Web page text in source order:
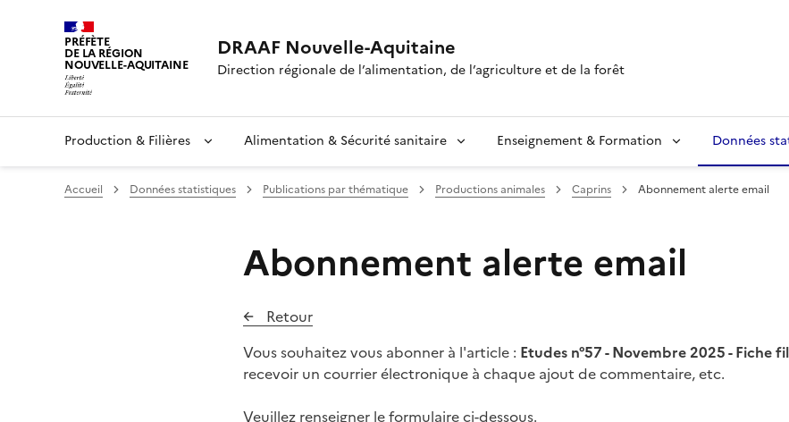
PRÉFÈTE
DE LA RÉGION
NOUVELLE-AQUITAINE
DRAAF Nouvelle-Aquitaine
Direction régionale de l’alimentation, de l’agriculture et de la forêt
Production & Filières Alimentation & Sécurité sanitaire Enseignement & Formation Données
Accueil Données statistiques Publications par thématique Productions animales Caprins Abonnement alerte email
Abonnement alerte email
Retour
Vous souhaitez vous abonner à l'article : Etudes n°57 - Novembre 2025 - Fiche
recevoir un courrier électronique à chaque ajout de commentaire, etc.
Veuillez renseigner le formulaire ci-dessous.